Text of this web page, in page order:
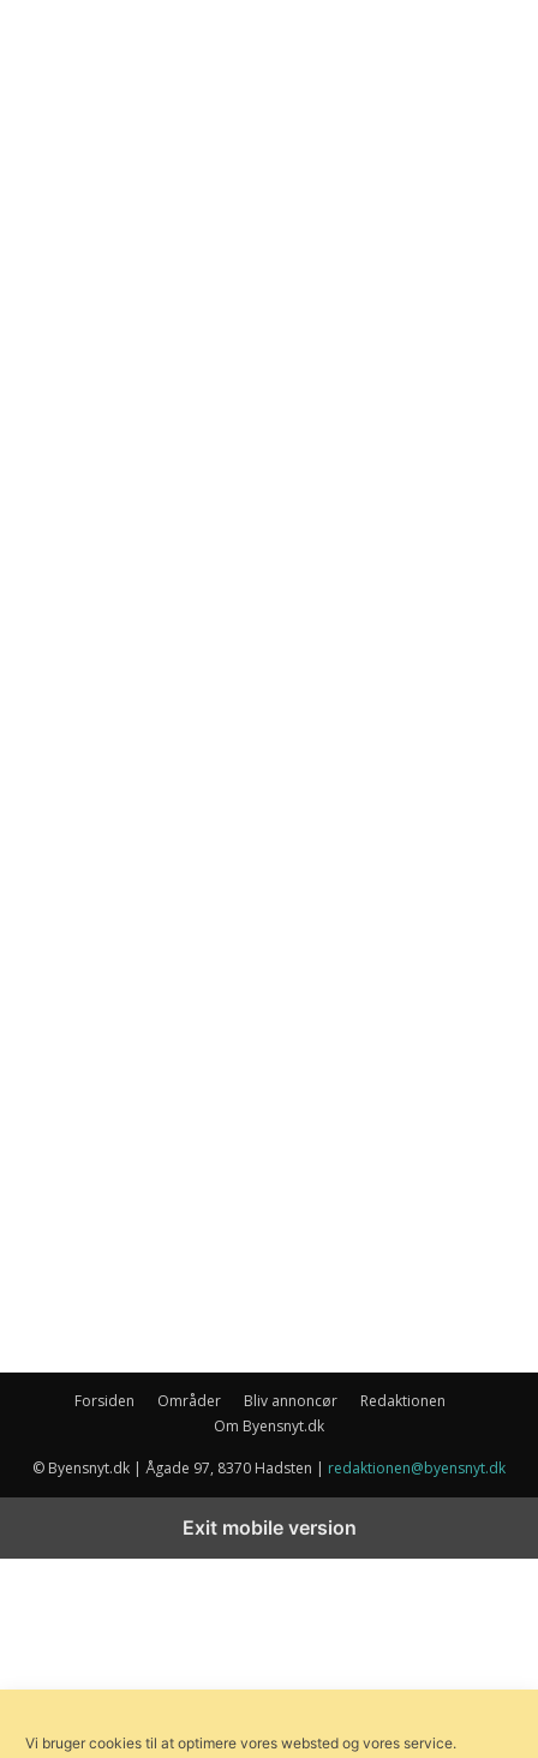
Forsiden Områder Bliv annoncør
Redaktionen
Om Byensnyt.dk
© Byensnyt.dk | Ågade 97, 8370 Hadsten | redaktionen@byensnyt.dk
Vi bruger cookies til at optimere vores websted og vores service.
Exit mobile version